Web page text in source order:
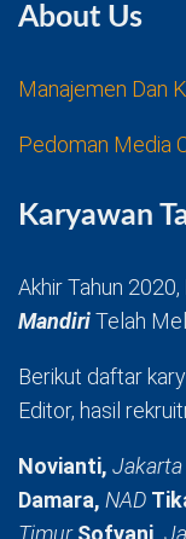
About Us
Manajemen Dan
Pedoman Media
Karyawan
Akhir Tahun 2020,
MandiriTelah
Berikut daftar
Editor, hasil
Novianti, Jakarta
Damara, NAD
TimurSofyani,